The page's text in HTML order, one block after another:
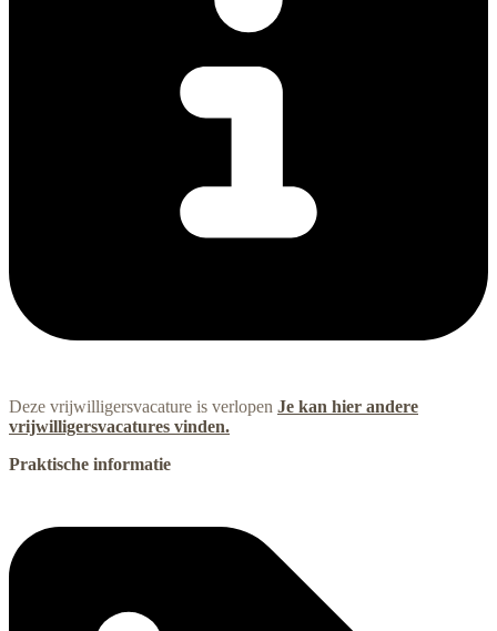
Deze vrijwilligersvacature is verlopen Je kan hier andere
vrijwilligersvacatures vinden.
Praktische informatie